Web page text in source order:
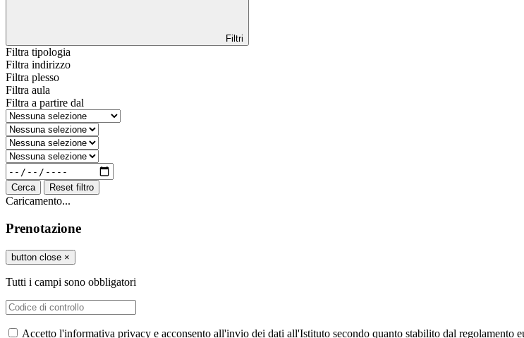
Filtri
Filtra tipologia
Filtra indirizzo
Filtra plesso
Filtra aula
Filtra a partire dal
Cerca Reset filtro
Caricamento...
Prenotazione
button close ×
Tutti i campi sono obbligatori
Accetto l'informativa privacy e acconsento all'invio dei dati all'Istituto secondo quanto stabilito dal regolamento